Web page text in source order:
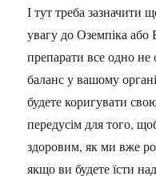
І тут треба зазначити
увагу до Оземпіка або
препарати все одно
баланс у вашому
будете коригувати
передусім для того,
здоровим, як ми вже
якщо ви будете їсти